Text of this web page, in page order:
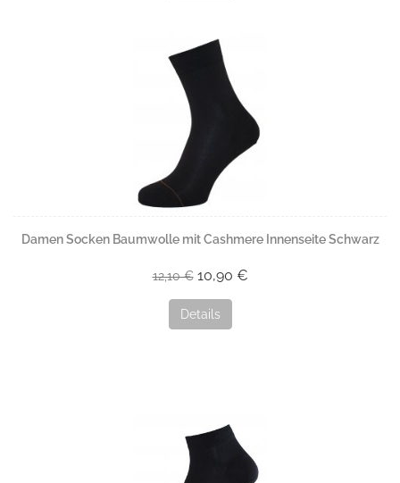
Damen Socken Baumwolle mit Cashmere Innenseite Schwarz
12,10 € 10,90 €
Details